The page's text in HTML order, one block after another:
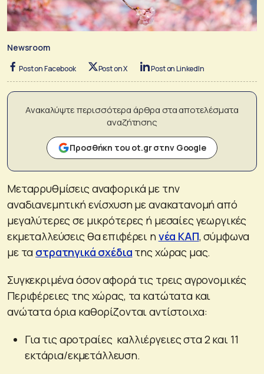
Newsroom
Post on Facebook Post on X Post on LinkedIn
Ανακαλύψτε περισσότερα άρθρα στα αποτελέσματα
αναζήτησης
Προσθήκη του ot.gr στην Google
Μεταρρυθμίσεις αναφορικά με την
αναδιανεμητική ενίσχυση με ανακατανομή από
μεγαλύτερες σε μικρότερες ή μεσαίες γεωργικές
εκμεταλλεύσεις θα επιφέρει ηνέα ΚΑΠ, σύμφωνα
με τα στρατηγικά σχέδια της χώρας μας.
Συγκεκριμένα όσον αφορά τις τρεις αγρονομικές
Περιφέρειες της χώρας, τα κατώτατα και
ανώτατα όρια καθορίζονται αντίστοιχα:
Για τις αροτραίες καλλιέργειες στα 2 και 11
εκτάρια/εκμετάλλευση.